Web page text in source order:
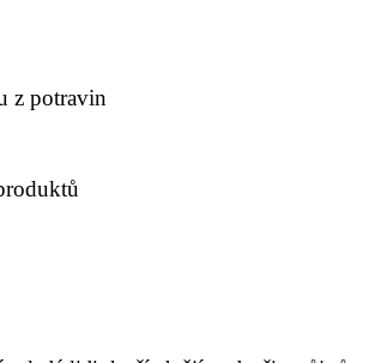
z potravin